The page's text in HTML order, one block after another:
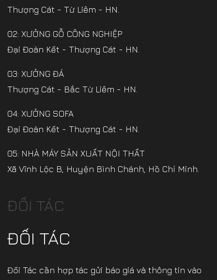
Thượng Cát - Từ Liêm - HN.
02: XƯỞNG GỖ CÔNG NGHIỆP
Đại Đoàn Kết - Thượng Cát - HN.
03: XƯỞNG ĐÁ
Thượng Cát - Bắc Từ Liêm - HN.
04: XƯỞNG SOFA
Đại Đoàn Kết - Thượng Cát - HN.
05: NHÀ MÁY SẢN XUẤT NỘI THẤT
Xã Vĩnh Lộc B, Huyện Bình Chánh, Hồ Chí Minh.
ĐỐI TÁC
ĐỐI TÁC
Đối Tác cần hợp tác gửi báo giá và thông tin vào